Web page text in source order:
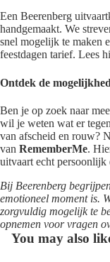
Een Beerenberg
handgemaakt. We
snel mogelijk te maken
feestdagen tarief. Lees
Ontdek de
Ben je op zoek naar
wil je weten wat er
van afscheid en rouw?
van RememberMe.
uitvaart echt persoonlijk
Bij Beerenberg
emotioneel moment is.
zorgvuldig mogelijk te
opnemen voor vragen
You may also